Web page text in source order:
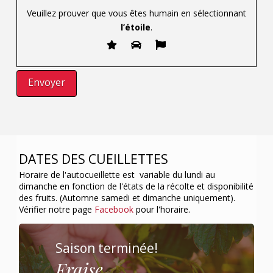
Veuillez prouver que vous êtes humain en sélectionnant
l’étoile.
DATES DES CUEILLETTES
Horaire de l'autocueillette est variable du lundi au
dimanche en fonction de l'états de la récolte et disponibilité
des fruits. (Automne samedi et dimanche uniquement).
Vérifier notre page Facebookpour l'horaire.
Saison terminée!